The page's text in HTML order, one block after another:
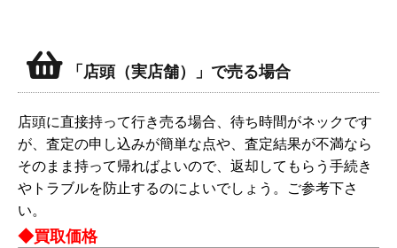
「店頭（実店舗）」で売る場合
店頭に直接持って行き売る場合、待ち時間がネックです
が、査定の申し込みが簡単な点や、査定結果が不満なら
そのまま持って帰ればよいので、返却してもらう手続き
やトラブルを防止するのによいでしょう。ご参考下さ
い。
◆買取価格